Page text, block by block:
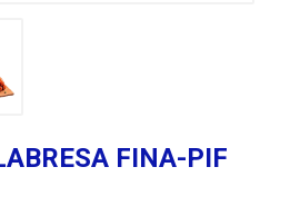
FINA-PIF